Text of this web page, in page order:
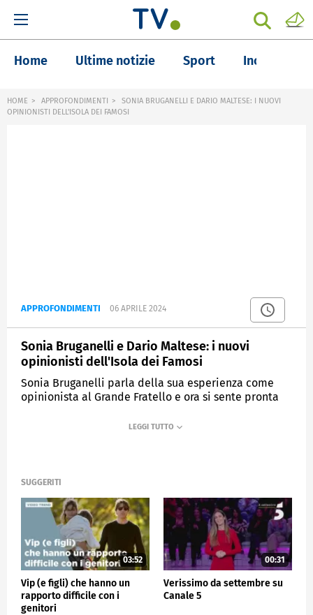
Home Ultime notizie Sport Inchieste
HOME APPROFONDIMENTI
SONIA BRUGANELLI E DARIO MALTESE: I NUOVI
OPINIONISTI DELL'ISOLA DEI FAMOSI
APPROFONDIMENTI 06 APRILE 2024
Sonia Bruganelli e Dario Maltese: i nuovi
opinionisti dell'Isola dei Famosi
Sonia Bruganelli parla della sua esperienza come
opinionista al Grande Fratello e ora si sente pronta
Maltese parla dell'importanza del suo lavoro per la
MEDIASET
SUGGERITI
03:52
Vip (e figli) che hanno un
rapporto difficile con i
genitori
00:31
Verissimo da settembre su
Canale 5